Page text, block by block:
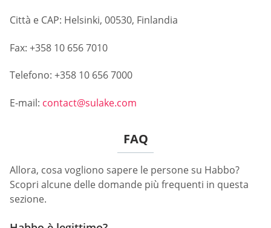
Città e CAP: Helsinki, 00530, Finlandia
Fax: +358 10 656 7010
Telefono: +358 10 656 7000
E-mail: contact@sulake.com
FAQ
Allora, cosa vogliono sapere le persone su Habbo?
Scopri alcune delle domande più frequenti in questa
sezione.